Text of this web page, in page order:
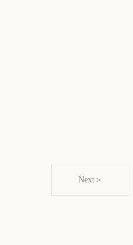
Next＞